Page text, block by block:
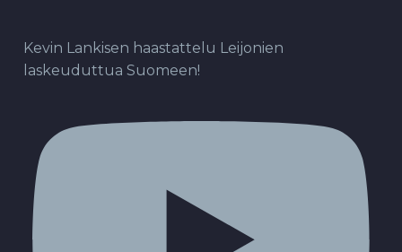
Kevin Lankisen haastattelu Leijonien
laskeuduttua Suomeen!